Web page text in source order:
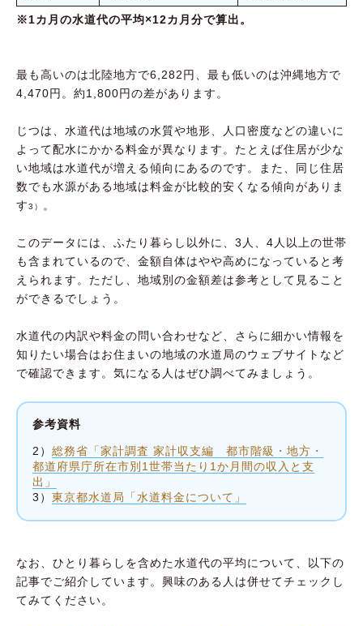
※1カ月の水道代の平均×12カ月分で算出。
最も高いのは北陸地方で6,282円、最も低いのは沖縄地方で
4,470円。約1,800円の差があります。
じつは、水道代は地域の水質や地形、人口密度などの違いに
よって配水にかかる料金が異なります。たとえば住居が少な
い地域は水道代が増える傾向にあるのです。また、同じ住居
数でも水源がある地域は料金が比較的安くなる傾向がありま
す3） 。
このデータには、ふたり暮らし以外に、3人、4人以上の世帯
も含まれているので、金額自体はやや高めになっていると考
えられます。ただし、地域別の金額差は参考として見ること
ができるでしょう。
水道代の内訳や料金の問い合わせなど、さらに細かい情報を
知りたい場合はお住まいの地域の水道局のウェブサイトなど
で確認できます。気になる人はぜひ調べてみましょう。
参考資料
2） 総務省「家計調査 家計収支編 都市階級・地方・
都道府県庁所在市別1世帯当たり1か月間の収入と支
出」
3） 東京都水道局「水道料金について」
なお、ひとり暮らしを含めた水道代の平均について、以下の
記事でご紹介しています。興味のある人は併せてチェックし
てみてください。